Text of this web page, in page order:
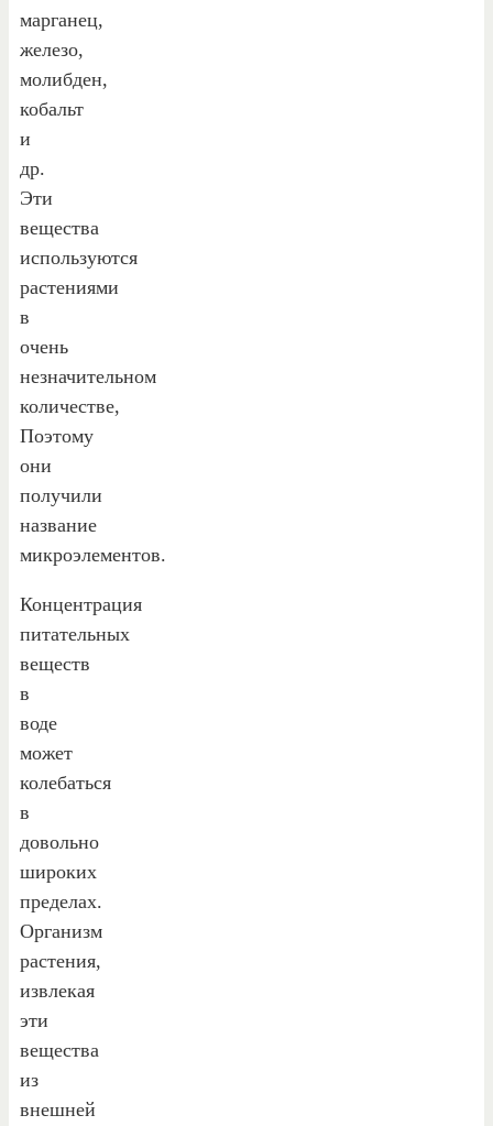
марганец,
железо,
молибден,
кобальт
и
др.
Эти
вещества
используются
растениями
в
очень
незначительном
количестве,
Поэтому
они
получили
название
микроэлементов.
Концентрация
питательных
веществ
в
воде
может
колебаться
в
довольно
широких
пределах.
Организм
растения,
извлекая
эти
вещества
из
внешней